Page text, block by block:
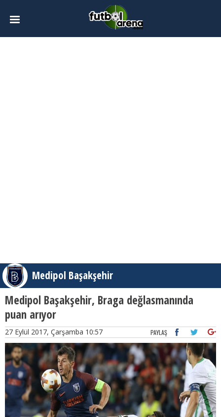
Medipol Başakşehir
Medipol Başakşehir, Braga değlasmanında
puan arıyor
27 Eylül 2017, Çarşamba 10:57 PAYLAŞ